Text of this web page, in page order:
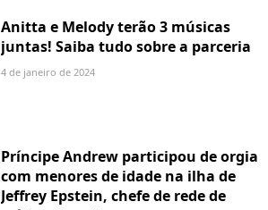
Anitta e Melody terão 3 músicas
juntas! Saiba tudo sobre a parceria
4 de janeiro de 2024
Príncipe Andrew participou de orgia
com menores de idade na ilha de
Jeffrey Epstein, chefe de rede de